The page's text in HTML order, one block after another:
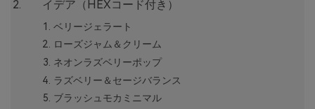
イデア（HEXコード付き）
ベリージェラート
ローズジャム＆クリーム
ネオンラズベリーポップ
ラズベリー＆セージバランス
ブラッシュモカミニマル